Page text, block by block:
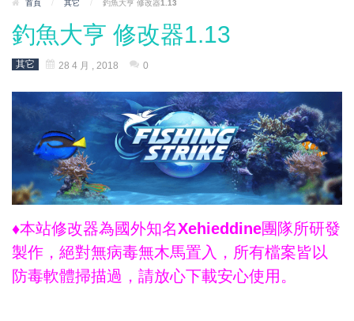
首頁 / 其它 / 釣魚大亨 修改器1.13
釣魚大亨 修改器1.13
其它 28 4 月 , 2018 0
♦本站修改器為國外知名Xehieddine團隊所研發
製作，絕對無病毒無木馬置入，所有檔案皆以
防毒軟體掃描過，請放心下載安心使用。